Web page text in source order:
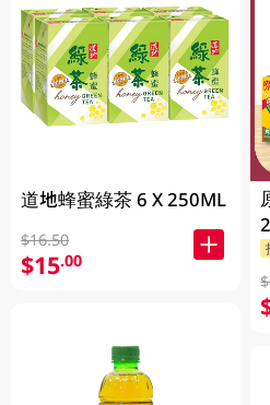
道地蜂蜜綠茶 6 X 250ML
$16.50
$15.00